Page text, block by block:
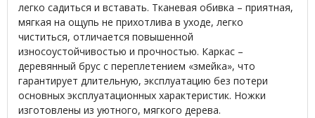
легко садиться и вставать. Тканевая обивка – приятная,
мягкая на ощупь не прихотлива в уходе, легко
чиститься, отличается повышенной
износоустойчивостью и прочностью. Каркас –
деревянный брус с переплетением «змейка», что
гарантирует длительную, эксплуатацию без потери
основных эксплуатационных характеристик. Ножки
изготовлены из уютного, мягкого дерева.